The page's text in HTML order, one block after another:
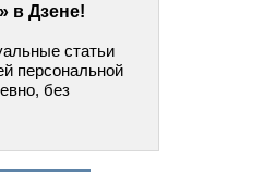
в Дзене!
статьи
персональной
без